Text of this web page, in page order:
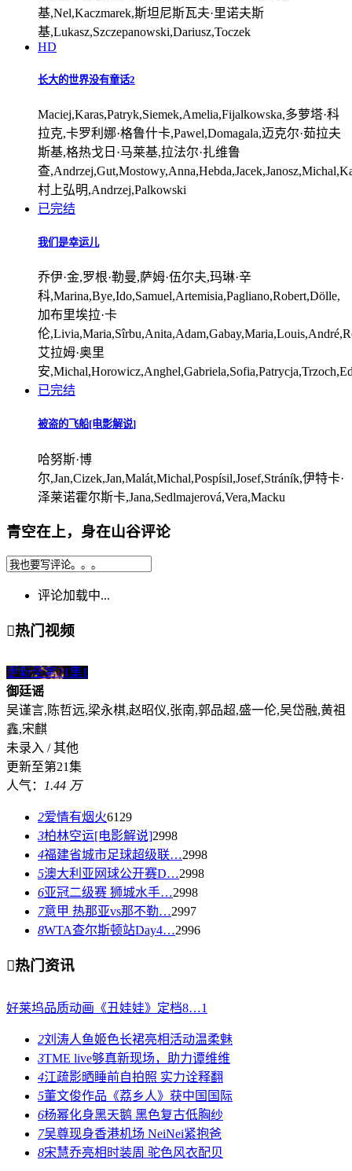
基,Nel,Kaczmarek,斯坦尼斯瓦夫·里诺夫斯
基,Lukasz,Szczepanowski,Dariusz,Toczek
HD
长大的世界没有童话2
Maciej,Karas,Patryk,Siemek,Amelia,Fijalkowska,多萝塔·科
拉克,卡罗利娜·格鲁什卡,Pawel,Domagala,迈克尔·茹拉夫
斯基,格热戈日·马莱基,拉法尔·扎维鲁
查
村上弘明,Andrzej,Palkowski
已完结
我们是幸运儿
乔伊·金,罗根·勒曼,萨姆·伍尔夫,玛琳·辛
科,Marina,Bye,Ido,Samuel,Artemisia,Pagliano,Robert,Dölle,
加布里埃拉·卡
伦
艾拉姆·奥里
安
已完结
被盗的飞船[电影解说]
哈努斯·博
尔,Jan,Cizek,Jan,Malát,Michal,Pospísil,Josef,Stráník,伊特卡·
泽莱诺霍尔斯卡,Jana,Sedlmajerová,Vera,Macku
青空在上，身在山谷评论
评论加载中...
热门视频
更新至第21集1
御廷谣
吴谨言,陈哲远,梁永棋,赵昭仪,张南,郭品超,盛一伦,吴岱融,黄祖
鑫,宋麒
未录入 / 其他
更新至第21集
人气： 1.44 万
2爱情有烟火6129
3柏林空运[电影解说]2998
4福建省城市足球超级联…2998
5澳大利亚网球公开赛D…2998
6亚冠二级赛 狮城水手…2998
7意甲 热那亚vs那不勒…2997
8WTA查尔斯顿站Day4…2996
热门资讯
好莱坞品质动画《丑娃娃》定档8…1
2刘涛人鱼姬色长裙亮相活动温柔魅
3TME live够真新现场，助力谭维维
4江疏影晒睡前自拍照 实力诠释翻
5董文俊作品《荔乡人》获中国国际
6杨幂化身黑天鹅 黑色复古低胸纱
7吴尊现身香港机场 NeiNei紧抱爸
8宋慧乔亮相时装周 驼色风衣配贝